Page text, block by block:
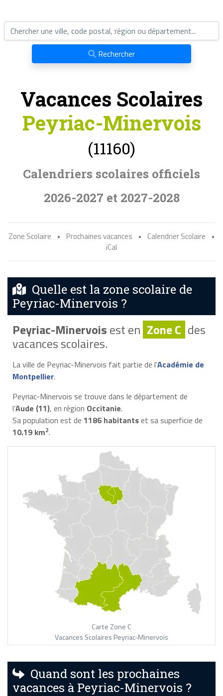
Rechercher
Vacances Scolaires
Peyriac-Minervois
(11160)
Calendriers scolaires officiels
2026-2027 et 2027-2028
Zone Scolaire • Prochaines vacances • Calendrier Scolaire
•
iCal
Quelle est la zone scolaire de
Peyriac-Minervois ?
Peyriac-Minervoisest en Zone C des
vacances scolaires.
La ville de Peyriac-Minervois fait partie de l'Académie de
Montpellier.
Peyriac-Minervois se trouve dans le département de
l’Aude (11), en région Occitanie.
Sa population est de 1186 habitantset sa superficie de
10.19 km2.
Carte Zone C
Vacances Scolaires Peyriac-Minervois
Quand sont les prochaines
vacances à Peyriac-Minervois ?